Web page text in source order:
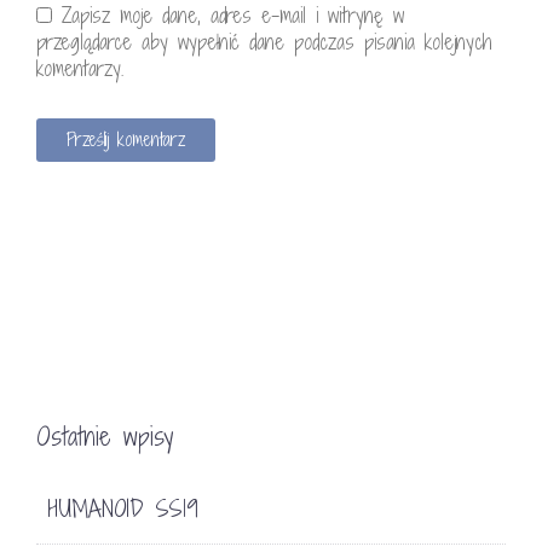
Zapisz moje dane, adres e-mail i witrynę w
przeglądarce aby wypełnić dane podczas pisania kolejnych
komentarzy.
Ostatnie wpisy
HUMANOID SS19